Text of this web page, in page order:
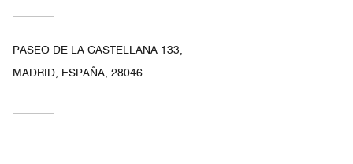
PASEO DE LA CASTELLANA 133,
MADRID, ESPAÑA, 28046